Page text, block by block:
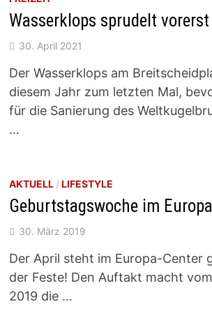
Wasserklops sprudelt
30. April 2021
Der Wasserklops am
diesem Jahr zum letzten Mal,
für die Sanierung des
…
AKTUELL/LIFESTYLE
Geburtstagswoche im
30. März 2019
Der April steht im Europa-Center
der Feste! Den Auftakt macht
2019 die …